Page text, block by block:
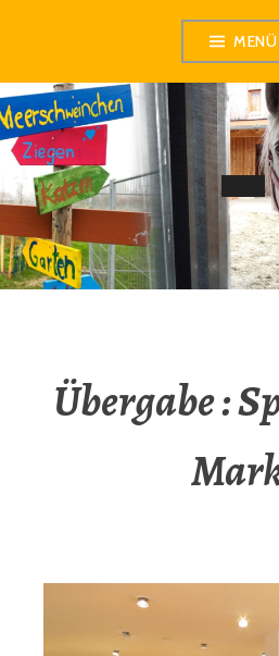
springen
MENÜ
Übergabe :